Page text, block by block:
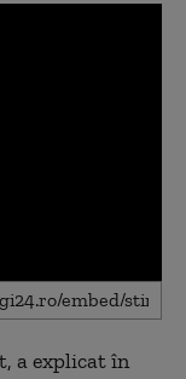
a explicat în